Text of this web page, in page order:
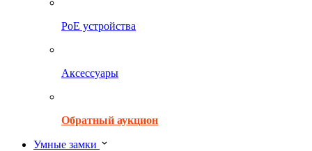
PoE устройства
Аксессуары
Обратный аукцион
Умные замки